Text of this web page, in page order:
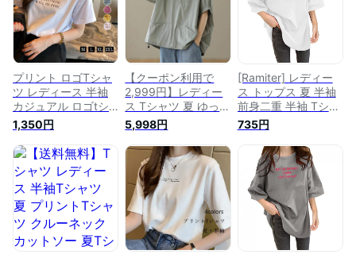
アル 可愛い 薄手 総
柄 おしゃれ オシャ
レ お洒落 丸首 トッ
プス ホワイト グレ
ー LUEA004
可愛い 薄手 丈長め
総柄 おしゃれ オシ
ャレ お洒落 丸首 ト
ップス ホワイト グ
レー M L XL 2XL
SLUB054
シャツ半袖 プルオー
バー レディース半袖
レディースティーシ
ャツ レディースティ
プリント ロゴTシャ
ツ レディース 半袖
カジュアル ロゴtシ
ャツ レディース お
しゃれ プリントtシ
ャツ 韓国 トップス
レディース きれいめ
トップス 春夏 カッ
トソー ゆったり 黒
白 グレーイエロー
ピンク コットン 薄
手 大人 可愛い 丸首
シンプル
1,350円
【クーポン利用で
2,999円】レディー
ス Tシャツ 夏 ゆった
り トップス お洒落
トップス 夏シャツレ
ディース 夏服レディ
ース おしゃれ ゆっ
たりTシャツレディ
ース トップス レデ
ィースティーシャツ
レディーストップス
クール 無地 シンプ
ル フード付き カジ
5,998円
[Ramiter] レディー
ス トップス 夏 半袖
前身二重 半袖 Tシャ
ツ カットソー リブ t
シャツ レディース
トップス 夏 半袖 半
袖 ゆったり レディ
ース トップス 夏 半
袖 半袖 Tシャツ ゆっ
たり tシャツ プリン
ト オーバーサイズ
着痩せ ティーシャツ
ファッション 韓国風
735円